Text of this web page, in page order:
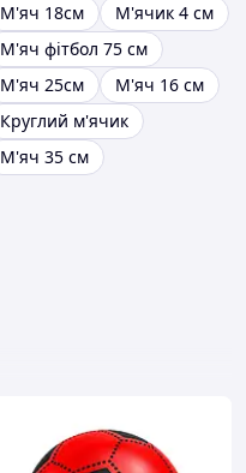
М'яч 18см
М'ячик 4 см
М'яч фітбол 75 см
М'яч 25см
М'яч 16 см
Круглий м'ячик
М'яч 35 см